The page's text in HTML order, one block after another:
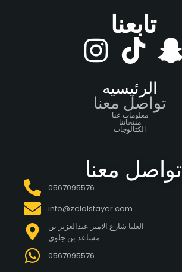
تابعنا
الرئيسيه
تواصل معنا
معلومات عنا
منتجاتنا
الكتالوجات
تواصل معنا
0567095576
info@zelalstayer.com
العليا شارع الامير عبدالعزيز بن
مساعد بن جلوي
0567095576